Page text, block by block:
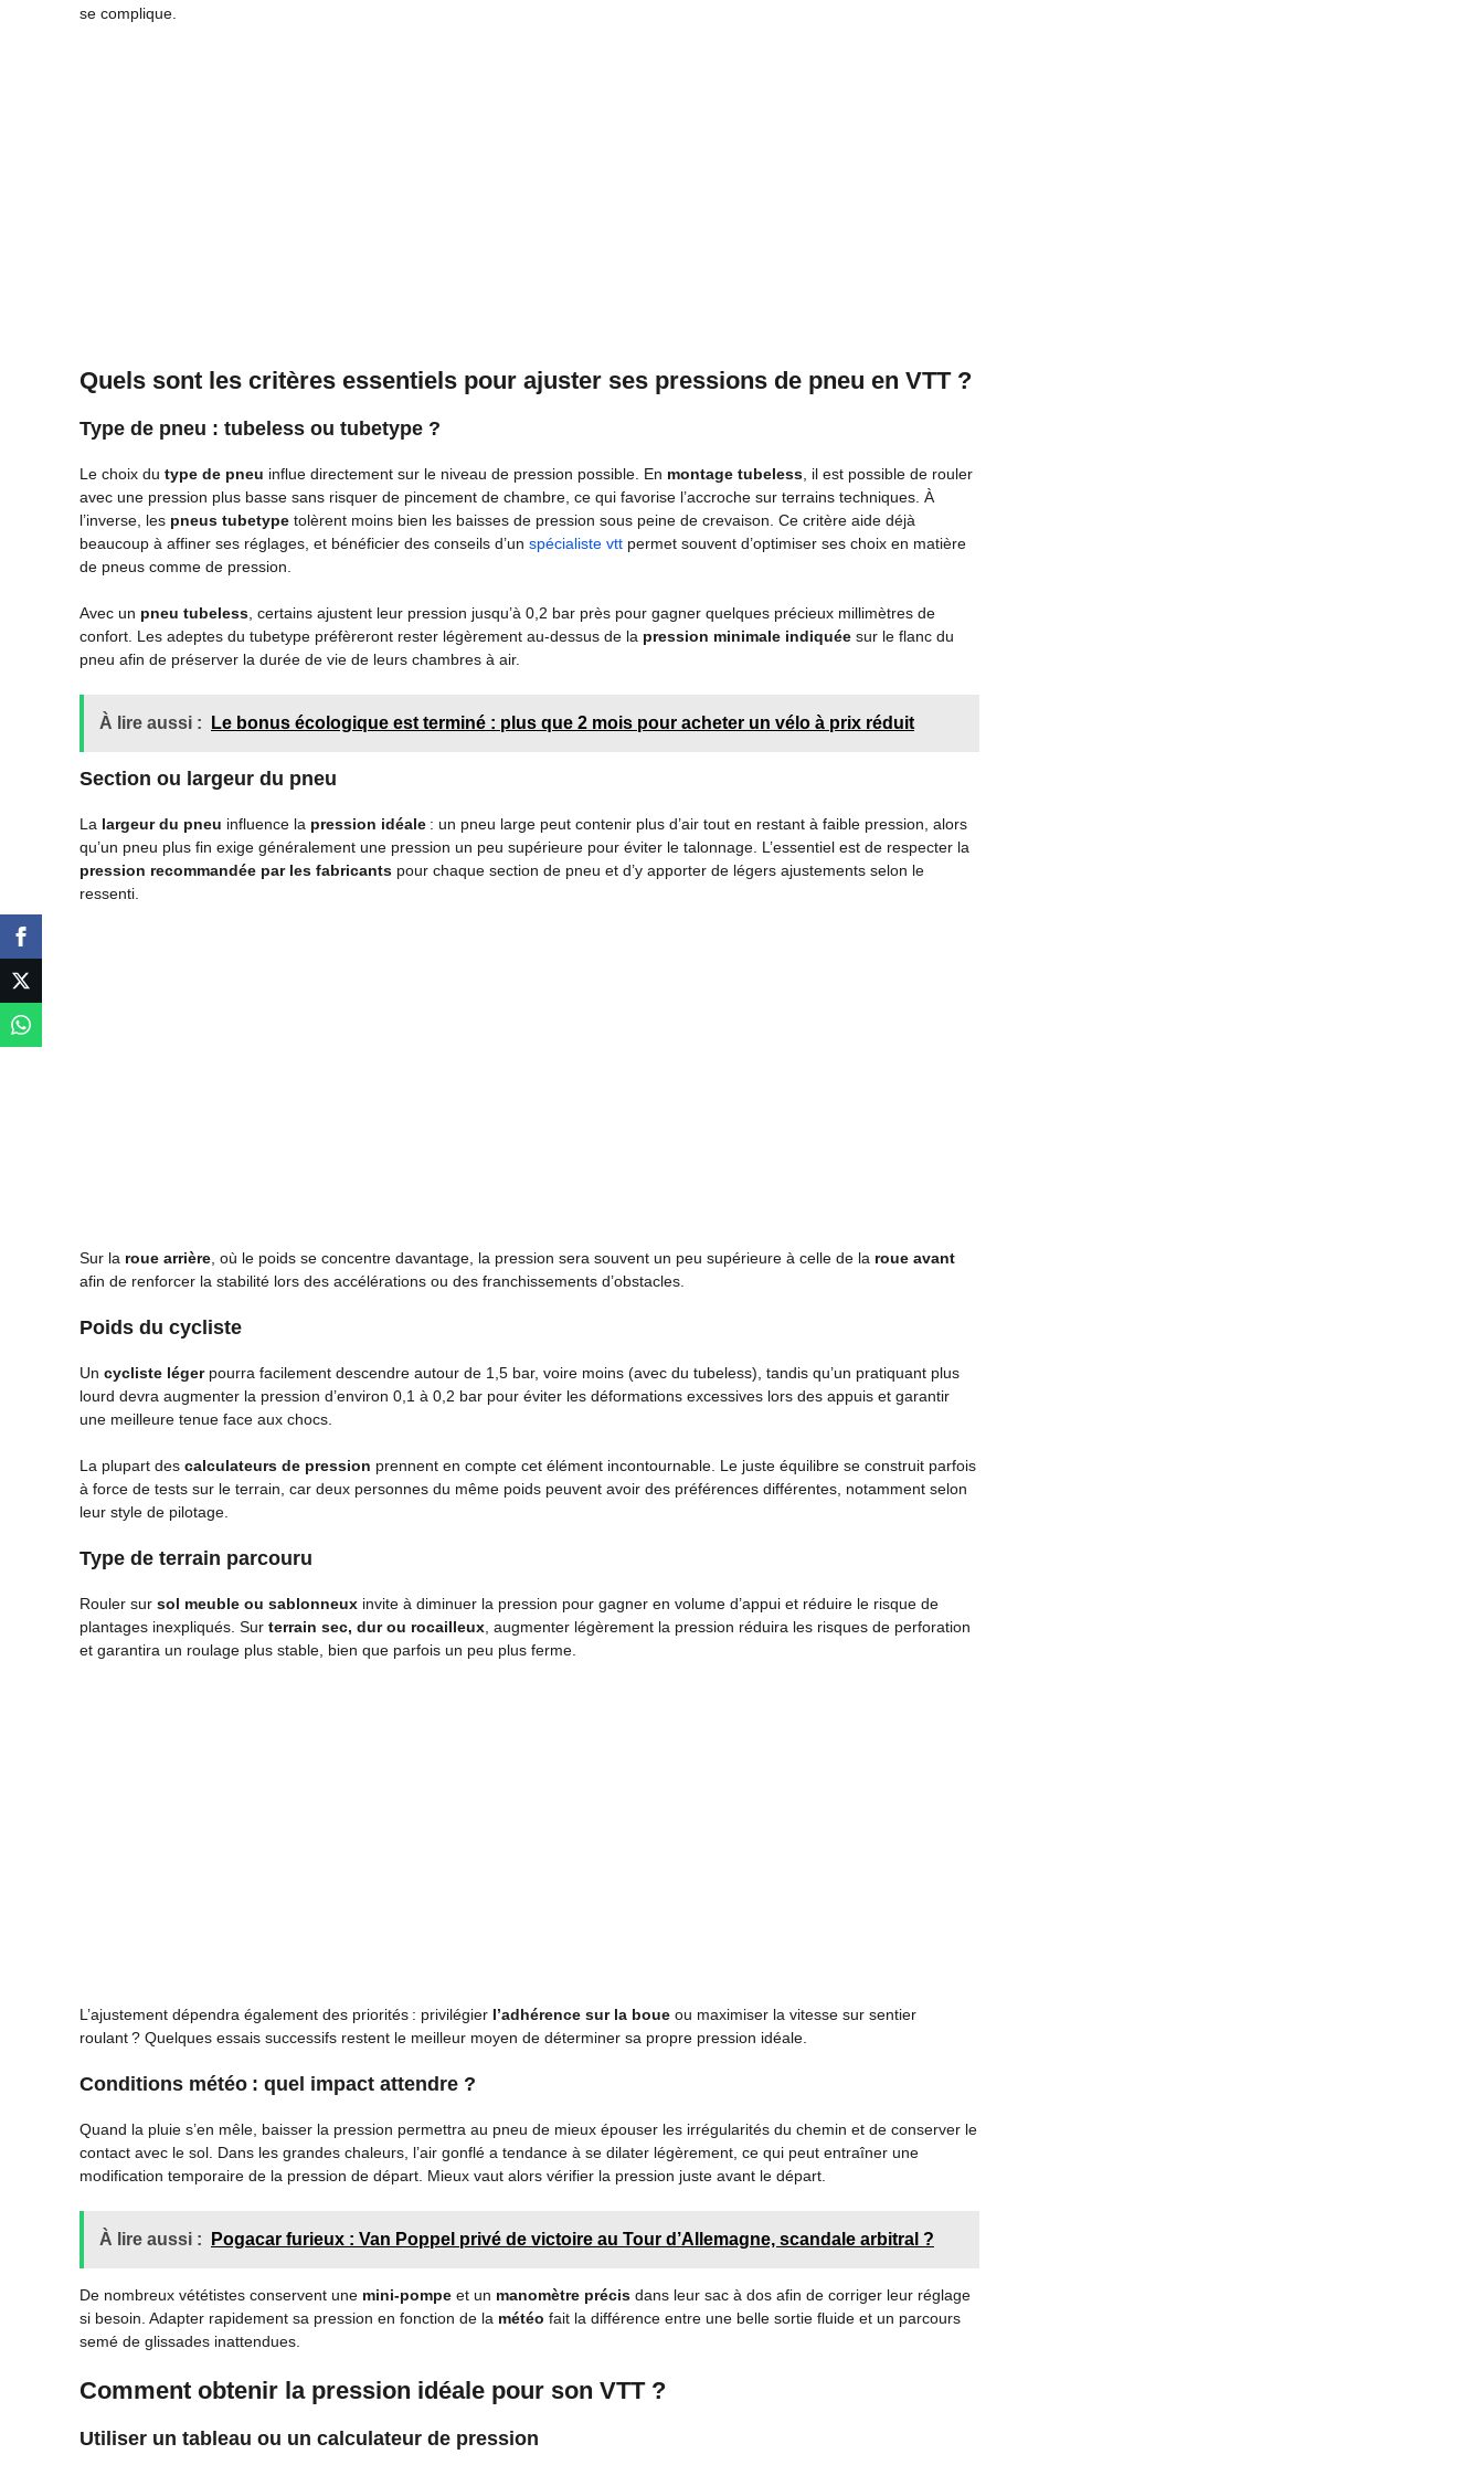
se complique.
Quels sont les critères essentiels pour ajuster ses pressions de pneu en VTT ?
Type de pneu : tubeless ou tubetype ?
Le choix du type de pneu influe directement sur le niveau de pression possible. En montage tubeless , il est possible de rouler
avec une pression plus basse sans risquer de pincement de chambre, ce qui favorise l’accroche sur terrains techniques. À
l’inverse, les pneus tubetype tolèrent moins bien les baisses de pression sous peine de crevaison. Ce critère aide déjà
beaucoup à affiner ses réglages, et bénéficier des conseils d’un spécialiste vtt permet souvent d’optimiser ses choix en matière
de pneus comme de pression.
Avec un pneu tubeless , certains ajustent leur pression jusqu’à 0,2 bar près pour gagner quelques précieux millimètres de
confort. Les adeptes du tubetype préfèreront rester légèrement au-dessus de la pression minimale indiquée sur le flanc du
pneu afin de préserver la durée de vie de leurs chambres à air.
À lire aussi : Le bonus écologique est terminé : plus que 2 mois pour acheter un vélo à prix réduit
Section ou largeur du pneu
La largeur du pneu influence la pression idéale : un pneu large peut contenir plus d’air tout en restant à faible pression, alors
qu’un pneu plus fin exige généralement une pression un peu supérieure pour éviter le talonnage. L’essentiel est de respecter la
pression recommandée par les fabricants pour chaque section de pneu et d’y apporter de légers ajustements selon le
ressenti.
Sur la roue arrière , où le poids se concentre davantage, la pression sera souvent un peu supérieure à celle de la roue avant
afin de renforcer la stabilité lors des accélérations ou des franchissements d’obstacles.
Poids du cycliste
Un cycliste légerpourra facilement descendre autour de 1,5 bar, voire moins (avec du tubeless), tandis qu’un pratiquant plus
lourd devra augmenter la pression d’environ 0,1 à 0,2 bar pour éviter les déformations excessives lors des appuis et garantir
une meilleure tenue face aux chocs.
La plupart des calculateurs de pression prennent en compte cet élément incontournable. Le juste équilibre se construit parfois
à force de tests sur le terrain, car deux personnes du même poids peuvent avoir des préférences différentes, notamment selon
leur style de pilotage.
Type de terrain parcouru
Rouler sur sol meuble ou sablonneux invite à diminuer la pression pour gagner en volume d’appui et réduire le risque de
plantages inexpliqués. Sur terrain sec, dur ou rocailleux , augmenter légèrement la pression réduira les risques de perforation
et garantira un roulage plus stable, bien que parfois un peu plus ferme.
L’ajustement dépendra également des priorités : privilégier l’adhérence sur la boue ou maximiser la vitesse sur sentier
roulant ? Quelques essais successifs restent le meilleur moyen de déterminer sa propre pression idéale.
Conditions météo : quel impact attendre ?
Quand la pluie s’en mêle, baisser la pression permettra au pneu de mieux épouser les irrégularités du chemin et de conserver le
contact avec le sol. Dans les grandes chaleurs, l’air gonflé a tendance à se dilater légèrement, ce qui peut entraîner une
modification temporaire de la pression de départ. Mieux vaut alors vérifier la pression juste avant le départ.
À lire aussi : Pogacar furieux : Van Poppel privé de victoire au Tour d’Allemagne, scandale arbitral ?
De nombreux vététistes conservent une mini-pompe et un manomètre précis dans leur sac à dos afin de corriger leur réglage
si besoin. Adapter rapidement sa pression en fonction de la météo fait la différence entre une belle sortie fluide et un parcours
semé de glissades inattendues.
Comment obtenir la pression idéale pour son VTT ?
Utiliser un tableau ou un calculateur de pression